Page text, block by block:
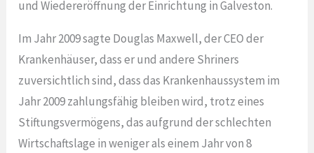
und Wiedereröffnung der Einrichtung in Galveston.
Im Jahr 2009 sagte Douglas Maxwell, der CEO der
Krankenhäuser, dass er und andere Shriners
zuversichtlich sind, dass das Krankenhaussystem im
Jahr 2009 zahlungsfähig bleiben wird, trotz eines
Stiftungsvermögens, das aufgrund der schlechten
Wirtschaftslage in weniger als einem Jahr von 8